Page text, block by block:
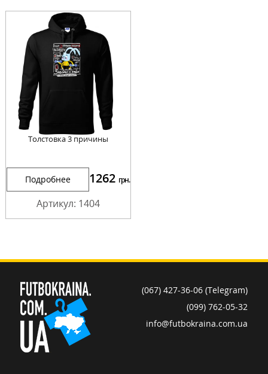
Толстовка 3 причины
Подробнее 1262 грн.
Артикул: 1404
(067) 427-36-06 (Telegram)
(099) 762-05-32
info@futbokraina.com.ua